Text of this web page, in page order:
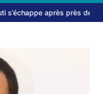
après près de huit mois de